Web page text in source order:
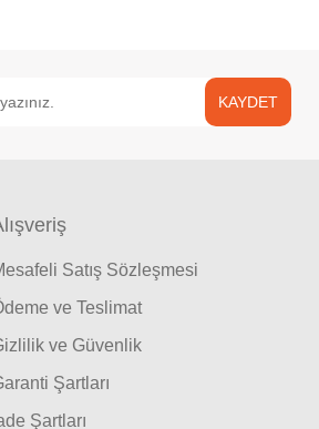
KAYDET
Satış Sözleşmesi
ve Teslimat
ve Güvenlik
Şartları
Şartları